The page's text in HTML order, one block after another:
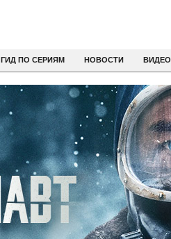
ГИД ПО СЕРИЯМ НОВОСТИ ВИДЕО